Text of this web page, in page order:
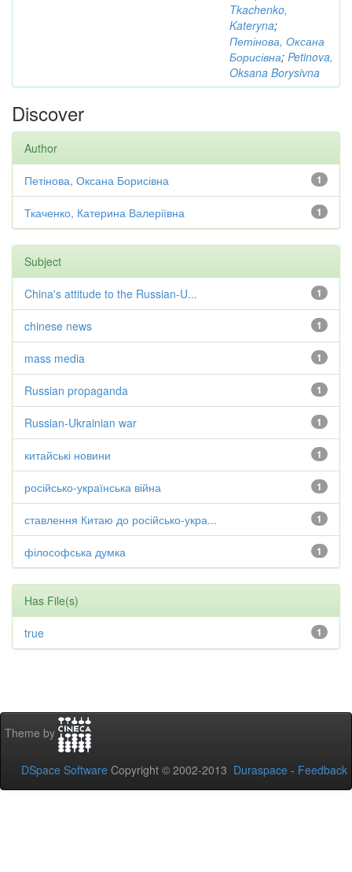
Tkachenko,
Kateryna;
Петінова, Оксана
Борисівна; Petinova,
Oksana Borysivna
Discover
Author
1
Петінова, Оксана Борисівна
1
Ткаченко, Катерина Валеріївна
Subject
1
China's attitude to the Russian-U...
1
chinese news
1
mass media
1
Russian propaganda
1
Russian-Ukrainian war
1
китайські новини
1
російсько-українська війна
1
ставлення Китаю до російсько-укра...
1
філософська думка
Has File(s)
1
true
Theme by
DSpace Software Copyright © 2002-2013 Duraspace - Feedback